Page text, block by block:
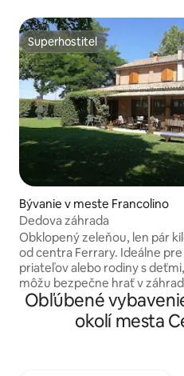
Superhostiteľ
Superhostiteľ
Bývanie v meste Francolino
Dedova záhrada
Obklopený zeleňou, len pár
od centra Ferrary. Ideálne
priateľov alebo rodiny s
môžu bezpečne hrať v
hostí s domácimi zvieratami,
cyklistov vďaka blízkosti
rieky Pád, pre milovníkov
Obľúbené
okolí mesta